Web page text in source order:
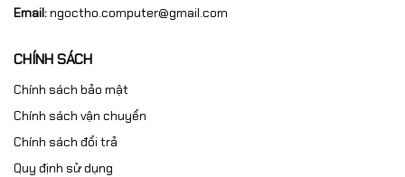
Email:ngoctho.computer@gmail.com
CHÍNH SÁCH
Chính sách bảo mật
Chính sách vận chuyển
Chính sách đổi trả
Quy định sử dụng